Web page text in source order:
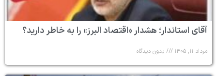
آقای استاندار؛ هشدار «اقتصاد البرز» را به خاطر دارید؟
مرداد ۱۱, ۱۴۰۵ بدون دیدگاه